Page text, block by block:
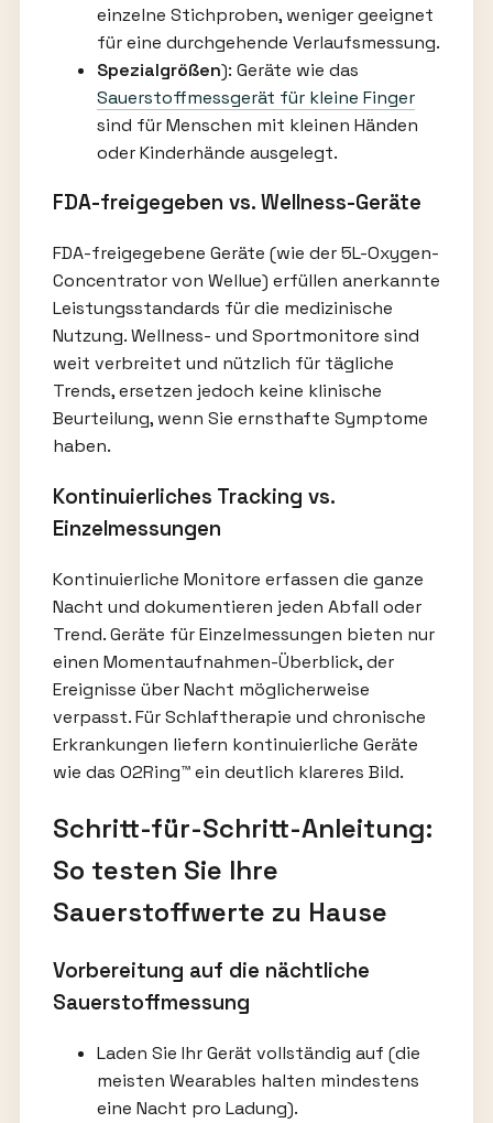
einzelne Stichproben, weniger geeignet
für eine durchgehende Verlaufsmessung.
Spezialgrößen): Geräte wie das
Sauerstoffmessgerät für kleine Finger
sind für Menschen mit kleinen Händen
oder Kinderhände ausgelegt.
FDA-freigegeben vs. Wellness-Geräte
FDA-freigegebene Geräte (wie der 5L-Oxygen-
Concentrator von Wellue) erfüllen anerkannte
Leistungsstandards für die medizinische
Nutzung. Wellness- und Sportmonitore sind
weit verbreitet und nützlich für tägliche
Trends, ersetzen jedoch keine klinische
Beurteilung, wenn Sie ernsthafte Symptome
haben.
Kontinuierliches Tracking vs.
Einzelmessungen
Kontinuierliche Monitore erfassen die ganze
Nacht und dokumentieren jeden Abfall oder
Trend. Geräte für Einzelmessungen bieten nur
einen Momentaufnahmen-Überblick, der
Ereignisse über Nacht möglicherweise
verpasst. Für Schlaftherapie und chronische
Erkrankungen liefern kontinuierliche Geräte
wie das O2Ring™ ein deutlich klareres Bild.
Schritt-für-Schritt-Anleitung:
So testen Sie Ihre
Sauerstoffwerte zu Hause
Vorbereitung auf die nächtliche
Sauerstoffmessung
Laden Sie Ihr Gerät vollständig auf (die
meisten Wearables halten mindestens
eine Nacht pro Ladung).